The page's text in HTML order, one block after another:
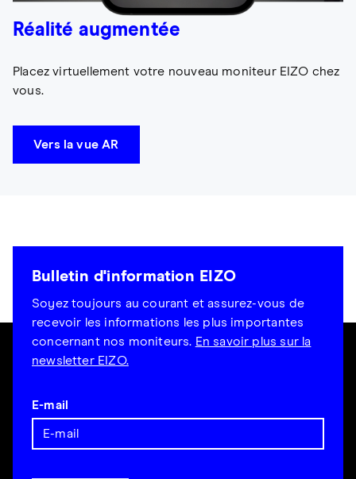
Réalité augmentée
Placez virtuellement votre nouveau moniteur EIZO chez
vous.
Vers la vue AR
Bulletin d'information EIZO
Soyez toujours au courant et assurez-vous de
recevoir les informations les plus importantes
concernant nos moniteurs. En savoir plus sur la
newsletter EIZO.
E-mail